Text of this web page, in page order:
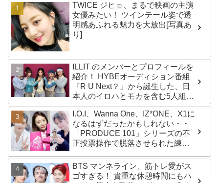
TWICE ジヒョ、まるで映画の主演
女優みたい！ ツインテール姿で透
明感あふれる魅力を大放出[写真あ
り]
ILLIT のメンバーとプロフィールを
紹介！ HYBEオーディション番組
『R U Next？』から誕生した、日
本人のイロハとモカを含む5人組ガ
ールズグループ！ デビュー曲
「Magnetic」がいきなりの大ヒッ
ト
I.O.I、Wanna One、IZ*ONE、X1に
なるはずだったかもしれない・・
「PRODUCE 101」シリーズの不
正投票操作で脱落させられた練習
BTS マンネライン、筋トレ愛がス
ゴすぎる！ 貴重な休憩時間にもハ